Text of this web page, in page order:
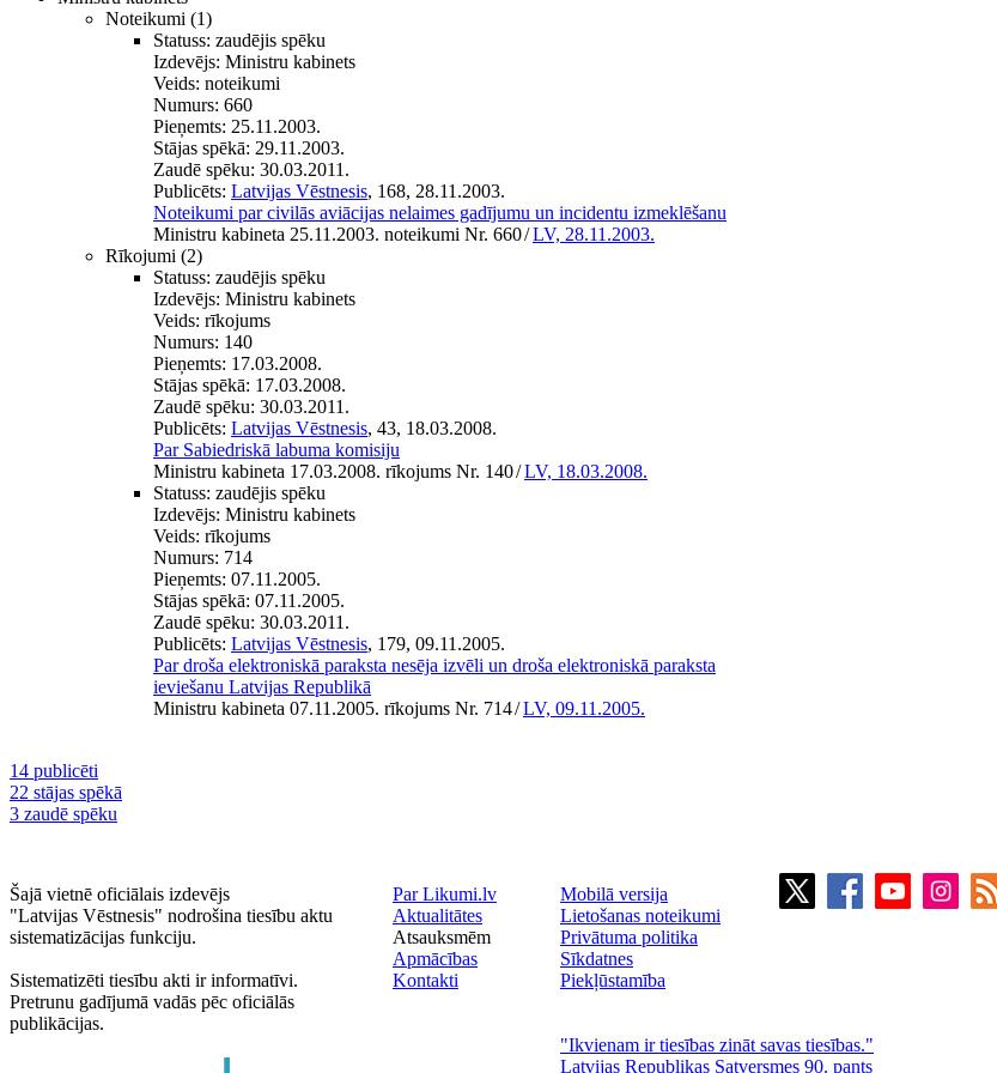
Noteikumi (1)
Statuss: zaudējis spēku
Izdevējs: Ministru kabinets
Veids: noteikumi
Numurs: 660
Pieņemts: 25.11.2003.
Stājas spēkā: 29.11.2003.
Zaudē spēku: 30.03.2011.
Publicēts: Latvijas Vēstnesis, 168, 28.11.2003.
Noteikumi par civilās aviācijas nelaimes gadījumu un incidentu izmeklēšanu
Ministru kabineta 25.11.2003. noteikumi Nr. 660/LV, 28.11.2003.
Rīkojumi (2)
Statuss: zaudējis spēku
Izdevējs: Ministru kabinets
Veids: rīkojums
Numurs: 140
Pieņemts: 17.03.2008.
Stājas spēkā: 17.03.2008.
Zaudē spēku: 30.03.2011.
Publicēts: Latvijas Vēstnesis, 43, 18.03.2008.
Par Sabiedriskā labuma komisiju
Ministru kabineta 17.03.2008. rīkojums Nr. 140/LV, 18.03.2008.
Statuss: zaudējis spēku
Izdevējs: Ministru kabinets
Veids: rīkojums
Numurs: 714
Pieņemts: 07.11.2005.
Stājas spēkā: 07.11.2005.
Zaudē spēku: 30.03.2011.
Publicēts: Latvijas Vēstnesis, 179, 09.11.2005.
Par droša elektroniskā paraksta nesēja izvēli un droša elektroniskā paraksta
ieviešanu Latvijas Republikā
Ministru kabineta 07.11.2005. rīkojums Nr. 714/LV, 09.11.2005.
14 publicēti
22 stājas spēkā
3 zaudē spēku
Šajā vietnē oficiālais izdevējs
"Latvijas Vēstnesis" nodrošina tiesību aktu
sistematizācijas funkciju.
Sistematizēti tiesību akti ir informatīvi.
Pretrunu gadījumā vadās pēc oficiālās
publikācijas.
Par Likumi.lv
Aktualitātes
Atsauksmēm
Apmācības
Kontakti
Mobilā versija
Lietošanas noteikumi
Privātuma politika
Sīkdatnes
Piekļūstamība
"Ikvienam ir tiesības zināt savas tiesības."
Latvijas Republikas Satversmes 90. pants